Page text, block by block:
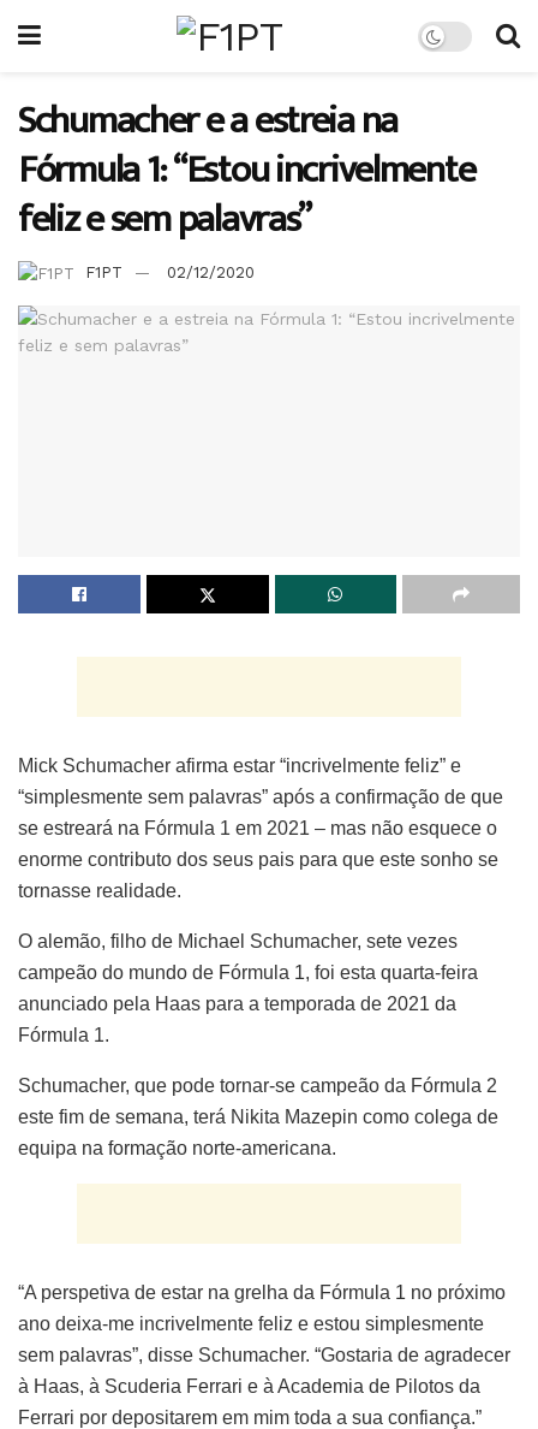
Schumacher e a estreia na
Fórmula 1: “Estou incrivelmente
feliz e sem palavras”
F1PT 02/12/2020
Mick Schumacher afirma estar “incrivelmente feliz” e
“simplesmente sem palavras” após a confirmação de que
se estreará na Fórmula 1 em 2021 – mas não esquece o
enorme contributo dos seus pais para que este sonho se
tornasse realidade.
O alemão, filho de Michael Schumacher, sete vezes
campeão do mundo de Fórmula 1, foi esta quarta-feira
anunciado pela Haas para a temporada de 2021 da
Fórmula 1.
Schumacher, que pode tornar-se campeão da Fórmula 2
este fim de semana, terá Nikita Mazepin como colega de
equipa na formação norte-americana.
“A perspetiva de estar na grelha da Fórmula 1 no próximo
ano deixa-me incrivelmente feliz e estou simplesmente
sem palavras”, disse Schumacher. “Gostaria de agradecer
à Haas, à Scuderia Ferrari e à Academia de Pilotos da
Ferrari por depositarem em mim toda a sua confiança.”